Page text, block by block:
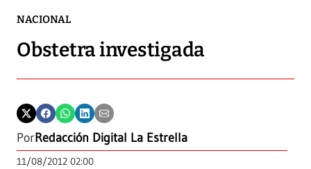
NACIONAL
Obstetra investigada
PorRedacción Digital La Estrella
11/08/2012 02:00